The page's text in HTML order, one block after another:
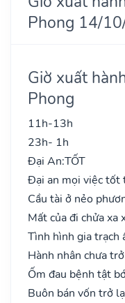
Phong 14/
Giờ xuất
Phong
11h-13h
23h- 1h
Đại An:TỐT
Đại an mọi việc tốt
Cầu tài ở nẻo
Mất của đi chửa xa
Tình hình gia trạch
Hành nhân chưa
Ốm đau bệnh tật
Buôn bán vốn trở